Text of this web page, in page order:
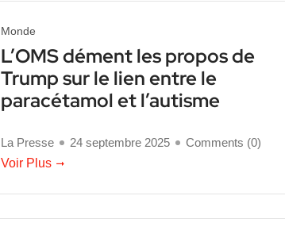
Monde
L’OMS dément les propos de
Trump sur le lien entre le
paracétamol et l’autisme
La Presse 24 septembre 2025 Comments (0)
Voir Plus